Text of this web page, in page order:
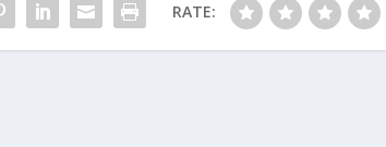
RATE: